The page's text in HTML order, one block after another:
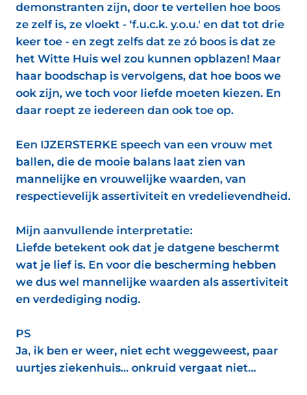
demonstranten zijn, door te vertellen hoe boos
ze zelf is, ze vloekt - 'f.u.c.k. y.o.u.' en dat tot drie
keer toe - en zegt zelfs dat ze zó boos is dat ze
het Witte Huis wel zou kunnen opblazen! Maar
haar boodschap is vervolgens, dat hoe boos we
ook zijn, we toch voor liefde moeten kiezen. En
daar roept ze iedereen dan ook toe op.
Een IJZERSTERKE speech van een vrouw met
ballen, die de mooie balans laat zien van
mannelijke en vrouwelijke waarden, van
respectievelijk assertiviteit en vredelievendheid.
Mijn aanvullende interpretatie:
Liefde betekent ook dat je datgene beschermt
wat je lief is. En voor die bescherming hebben
we dus wel mannelijke waarden als assertiviteit
en verdediging nodig.
PS
Ja, ik ben er weer, niet echt weggeweest, paar
uurtjes ziekenhuis... onkruid vergaat niet...